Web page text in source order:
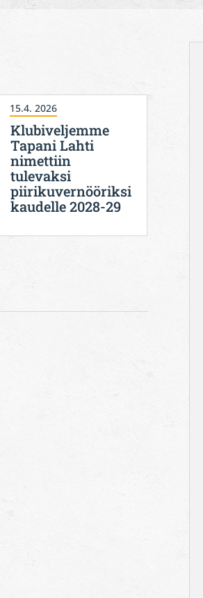
Klubiveljemme
Tapani Lahti
nimettiin
tulevaksi
piirikuvernööriksi
kaudelle 2028-29
15.4. 2026